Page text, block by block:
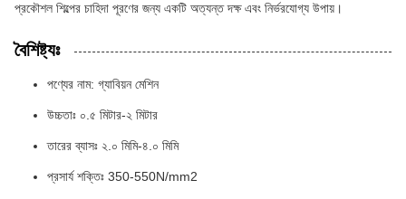
প্রকৌশল শিল্পের চাহিদা পূরণের জন্য একটি অত্যন্ত দক্ষ এবং নির্ভরযোগ্য উপায়।
বৈশিষ্ট্যঃ
পণ্যের নাম: গ্যাবিয়ন মেশিন
উচ্চতাঃ ০.৫ মিটার-২ মিটার
তারের ব্যাসঃ ২.০ মিমি-৪.০ মিমি
প্রসার্য শক্তিঃ 350-550N/mm2